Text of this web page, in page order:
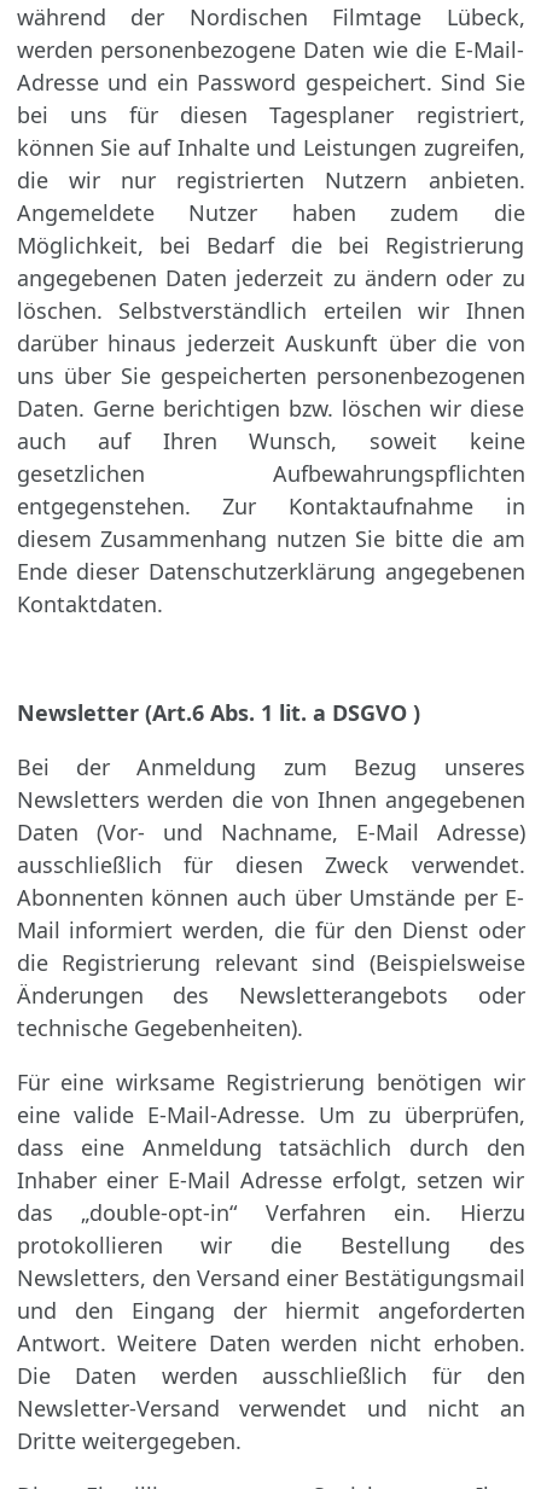
während der Nordischen Filmtage Lübeck,
werden personenbezogene Daten wie die E-Mail-
Adresse und ein Password gespeichert. Sind Sie
bei uns für diesen Tagesplaner registriert,
können Sie auf Inhalte und Leistungen zugreifen,
die wir nur registrierten Nutzern anbieten.
Angemeldete Nutzer haben zudem die
Möglichkeit, bei Bedarf die bei Registrierung
angegebenen Daten jederzeit zu ändern oder zu
löschen. Selbstverständlich erteilen wir Ihnen
darüber hinaus jederzeit Auskunft über die von
uns über Sie gespeicherten personenbezogenen
Daten. Gerne berichtigen bzw. löschen wir diese
auch auf Ihren Wunsch, soweit keine
gesetzlichen Aufbewahrungspflichten
entgegenstehen. Zur Kontaktaufnahme in
diesem Zusammenhang nutzen Sie bitte die am
Ende dieser Datenschutzerklärung angegebenen
Kontaktdaten.
Newsletter (Art.6 Abs. 1 lit. a DSGVO )
Bei der Anmeldung zum Bezug unseres
Newsletters werden die von Ihnen angegebenen
Daten (Vor- und Nachname, E-Mail Adresse)
ausschließlich für diesen Zweck verwendet.
Abonnenten können auch über Umstände per E-
Mail informiert werden, die für den Dienst oder
die Registrierung relevant sind (Beispiels­weise
Änderungen des Newsletterangebots oder
technische Gegebenheiten).
Für eine wirksame Registrierung benötigen wir
eine valide E-Mail-Adresse. Um zu über­prüfen,
dass eine Anmeldung tatsächlich durch den
Inhaber einer E-Mail Adresse erfolgt, setzen wir
das „double-opt-in“ Verfahren ein. Hierzu
protokollieren wir die Be­stellung des
Newsletters, den Versand einer Bestätigungsmail
und den Eingang der hiermit ange­forderten
Antwort. Weitere Daten werden nicht erhoben.
Die Daten werden ausschließlich für den
Newsletter-Versand verwendet und nicht an
Dritte weitergegeben.